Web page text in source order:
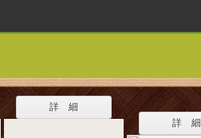
詳 細
詳 細